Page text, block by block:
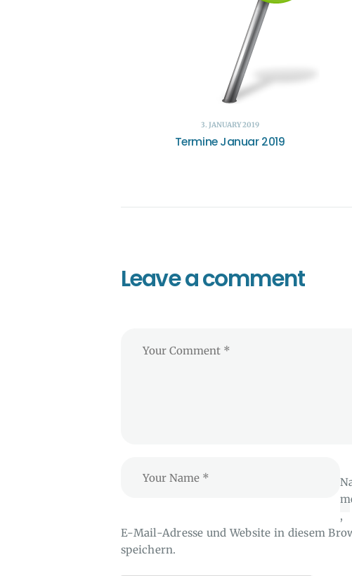
3. JANUARY 2019
Termine Januar 2019
Leave a comment
,
E-Mail-Adresse und Website in diesem
speichern.